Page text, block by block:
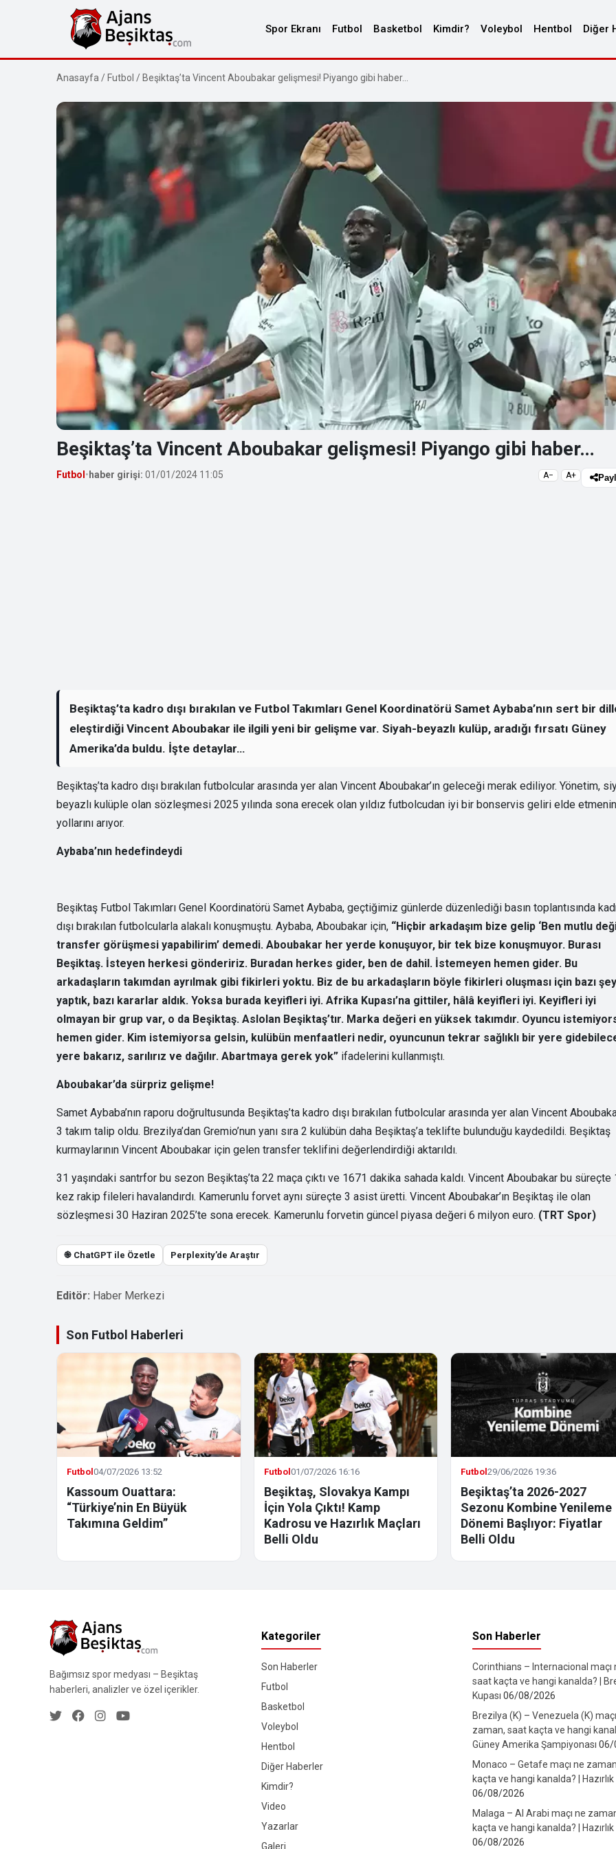
Spor Ekranı Futbol Basketbol Kimdir? Voleybol Hentbol Diğer
Anasayfa / Futbol / Beşiktaş’ta Vincent Aboubakar gelişmesi! Piyango gibi haber…
Beşiktaş’ta Vincent Aboubakar gelişmesi! Piyango gibi haber…
Futbol • haber girişi: 01/01/2024 11:05 A− A+
Beşiktaş’ta kadro dışı bırakılan ve Futbol Takımları Genel Koordinatörü Samet Aybaba’nın sert bir
eleştirdiği Vincent Aboubakar ile ilgili yeni bir gelişme var. Siyah-beyazlı kulüp, aradığı fırsatı Güney
Amerika’da buldu. İşte detaylar…
Beşiktaş’ta kadro dışı bırakılan futbolcular arasında yer alan Vincent Aboubakar’ın geleceği merak ediliyor. Yönetim,
beyazlı kulüple olan sözleşmesi 2025 yılında sona erecek olan yıldız futbolcudan iyi bir bonservis geliri elde etmenin
yollarını arıyor.
Aybaba’nın hedefindeydi
Beşiktaş Futbol Takımları Genel Koordinatörü Samet Aybaba, geçtiğimiz günlerde düzenlediği basın toplantısında
dışı bırakılan futbolcularla alakalı konuşmuştu. Aybaba, Aboubakar için, “Hiçbir arkadaşım bize gelip ‘Ben mutlu
transfer görüşmesi yapabilirim’ demedi. Aboubakar her yerde konuşuyor, bir tek bize konuşmuyor. Burası
Beşiktaş. İsteyen herkesi göndeririz. Buradan herkes gider, ben de dahil. İstemeyen hemen gider. Bu
arkadaşların takımdan ayrılmak gibi fikirleri yoktu. Biz de bu arkadaşların böyle fikirleri oluşması için bazı
yaptık, bazı kararlar aldık. Yoksa burada keyifleri iyi. Afrika Kupası’na gittiler, hâlâ keyifleri iyi. Keyifleri iyi
olmayan bir grup var, o da Beşiktaş. Aslolan Beşiktaş’tır. Marka değeri en yüksek takımdır. Oyuncu
hemen gider. Kim istemiyorsa gelsin, kulübün menfaatleri nedir, oyuncunun tekrar sağlıklı bir yere
yere bakarız, sarılırız ve dağılır. Abartmaya gerek yok” ifadelerini kullanmıştı.
Aboubakar’da sürpriz gelişme!
Samet Aybaba’nın raporu doğrultusunda Beşiktaş’ta kadro dışı bırakılan futbolcular arasında yer alan Vincent
3 takım talip oldu. Brezilya’dan Gremio’nun yanı sıra 2 kulübün daha Beşiktaş’a teklifte bulunduğu kaydedildi. Beşiktaş
kurmaylarının Vincent Aboubakar için gelen transfer teklifini değerlendirdiği aktarıldı.
31 yaşındaki santrfor bu sezon Beşiktaş’ta 22 maça çıktı ve 1671 dakika sahada kaldı. Vincent Aboubakar bu süreçte
kez rakip fileleri havalandırdı. Kamerunlu forvet aynı süreçte 3 asist üretti. Vincent Aboubakar’ın Beşiktaş ile olan
sözleşmesi 30 Haziran 2025’te sona erecek. Kamerunlu forvetin güncel piyasa değeri 6 milyon euro. (TRT Spor)
֎ ChatGPT ile Özetle Perplexity’de Araştır
Editör: Haber Merkezi
Son Futbol Haberleri
Futbol04/07/2026 13:52
Kassoum Ouattara:
“Türkiye’nin En Büyük
Takımına Geldim”
Futbol01/07/2026 16:16
Beşiktaş, Slovakya Kampı
İçin Yola Çıktı! Kamp
Kadrosu ve Hazırlık Maçları
Belli Oldu
Futbol29/06/2026 19:36
Beşiktaş’ta 2026-2027
Sezonu Kombine Yenileme
Dönemi Başlıyor: Fiyatlar
Belli Oldu
Bağımsız spor medyası – Beşiktaş
haberleri, analizler ve özel içerikler.
Kategoriler
Son Haberler
Futbol
Basketbol
Voleybol
Hentbol
Diğer Haberler
Kimdir?
Video
Yazarlar
Galeri
Son Haberler
Corinthians – Internacional maçı
saat kaçta ve hangi kanalda? |
Kupası 06/08/2026
Brezilya (K) – Venezuela (K)
zaman, saat kaçta ve hangi
Güney Amerika Şampiyonası 06/
Monaco – Getafe maçı ne
kaçta ve hangi kanalda? | Hazırlık
06/08/2026
Malaga – Al Arabi maçı ne
kaçta ve hangi kanalda? | Hazırlık
06/08/2026